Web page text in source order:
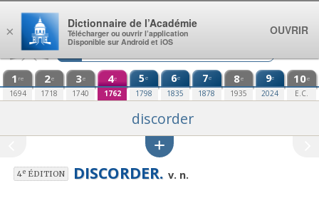
Aller au contenu
1 re
1694
2e
1718
3e
1740
4e
1762
5e
1798
6e
1835
7e
1878
8e
1935
9e
2024
10e
E.C.
discorder
4eÉDITION DISCORDER. v. n.
×
Dictionnaire de l’Académie
Télécharger ou ouvrir l’application
Disponible sur Android et iOS
OUVRIR